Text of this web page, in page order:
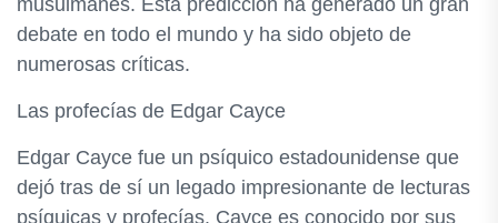
musulmanes. Esta predicción ha generado un gran
debate en todo el mundo y ha sido objeto de
numerosas críticas.
Las profecías de Edgar Cayce
Edgar Cayce fue un psíquico estadounidense que
dejó tras de sí un legado impresionante de lecturas
psíquicas y profecías. Cayce es conocido por sus